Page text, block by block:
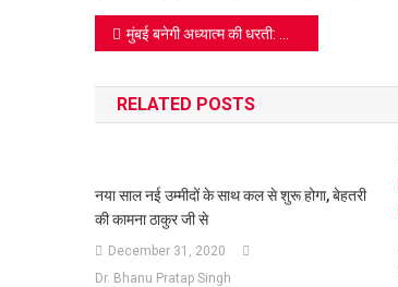
Post
navigation
मुंबई बनेगी अध्यात्म की धरती: सामूहिक जैन दीक्षा समारोह 4 फरवरी 2026 से, शामिल होंगे भारत और अमेरिका के मुमुक्षु
RELATED POSTS
नया साल नई उम्मीदों के साथ कल से शुरू होगा, बेहतरी
की कामना ठाकुर जी से
December 31, 2020
Dr. Bhanu Pratap Singh